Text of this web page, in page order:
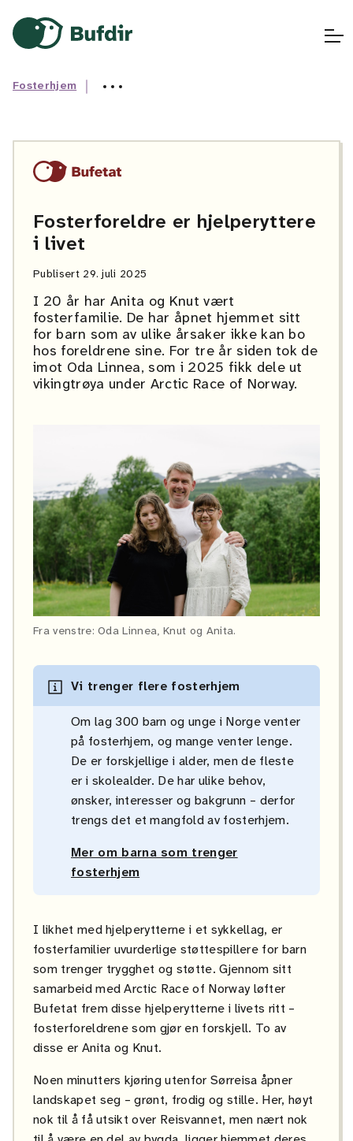
Gå til fremsiden
Fosterhjem
Fosterforeldre er hjelperyttere
i livet
Publisert 29. juli 2025
I 20 år har Anita og Knut vært
fosterfamilie. De har åpnet hjemmet sitt
for barn som av ulike årsaker ikke kan bo
hos foreldrene sine. For tre år siden tok de
imot Oda Linnea, som i 2025 fikk dele ut
vikingtrøya under Arctic Race of Norway.
Fra venstre: Oda Linnea, Knut og Anita.
Vi trenger flere fosterhjem
Om lag 300 barn og unge i Norge venter
på fosterhjem, og mange venter lenge.
De er forskjellige i alder, men de fleste
er i skolealder. De har ulike behov,
ønsker, interesser og bakgrunn – derfor
trengs det et mangfold av fosterhjem.
Mer om barna som trenger
fosterhjem
I likhet med hjelperytterne i et sykkellag, er
fosterfamilier uvurderlige støttespillere for barn
som trenger trygghet og støtte. Gjennom sitt
samarbeid med Arctic Race of Norway løfter
Bufetat frem disse hjelperytterne i livets ritt –
fosterforeldrene som gjør en forskjell. To av
disse er Anita og Knut.
Noen minutters kjøring utenfor Sørreisa åpner
landskapet seg – grønt, frodig og stille. Her, høyt
nok til å få utsikt over Reisvannet, men nært nok